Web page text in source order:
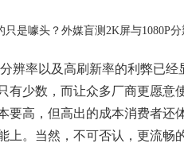
辨率以及高刷新率的利弊已
有少数，而让众多厂商更愿意
要高，但高出的成本消费者还
上。当然，不可否认，更流畅